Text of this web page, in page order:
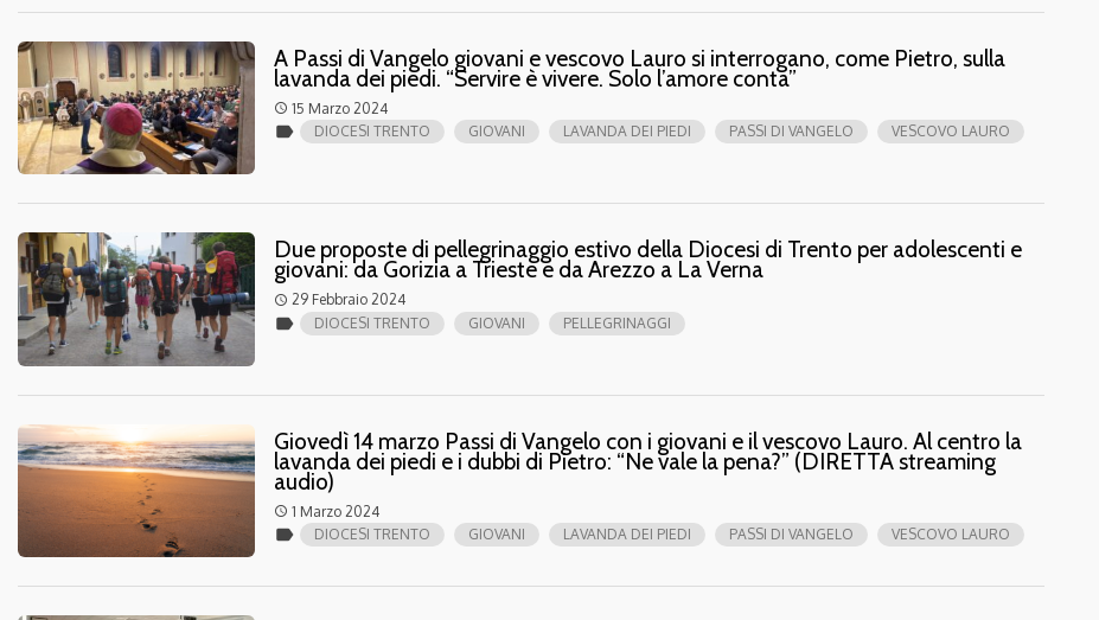
A Passi di Vangelo giovani e vescovo Lauro si interrogano, come Pietro, sulla
lavanda dei piedi. “Servire è vivere. Solo l’amore conta”
access_time 15 Marzo 2024
label DIOCESI TRENTO GIOVANI LAVANDA DEI PIEDI PASSI DI VANGELO VESCOVO LAURO
Due proposte di pellegrinaggio estivo della Diocesi di Trento per adolescenti e
giovani: da Gorizia a Trieste e da Arezzo a La Verna
access_time 29 Febbraio 2024
label DIOCESI TRENTO GIOVANI PELLEGRINAGGI
Giovedì 14 marzo Passi di Vangelo con i giovani e il vescovo Lauro. Al centro la
lavanda dei piedi e i dubbi di Pietro: “Ne vale la pena?” (DIRETTA streaming
audio)
access_time 1 Marzo 2024
label DIOCESI TRENTO GIOVANI LAVANDA DEI PIEDI PASSI DI VANGELO VESCOVO LAURO